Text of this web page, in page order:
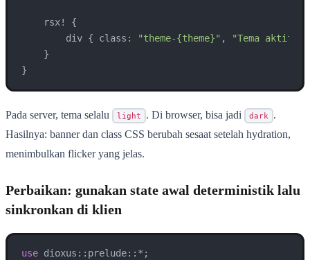
    rsx! {
        div { class:
"theme-{theme}" ,
"Tema aktif:
    }
}
Pada server, tema selalu light . Di browser, bisa jadi dark .
Hasilnya: banner dan class CSS berubah sesaat setelah hydration,
menimbulkan flicker yang jelas.
Perbaikan: gunakan state awal deterministik lalu
sinkronkan di klien
use dioxus::prelude::*;